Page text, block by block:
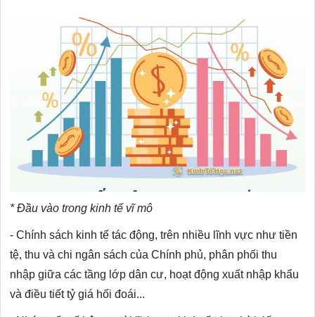
* Đầu vào trong kinh tế vĩ mô
- Chính sách kinh tế tác động, trên nhiều lĩnh vực như tiền
tệ, thu và chi ngân sách của Chính phủ, phân phối thu
nhập giữa các tầng lớp dân cư, hoạt động xuất nhập khẩu
và điều tiết tỷ giá hối đoái...